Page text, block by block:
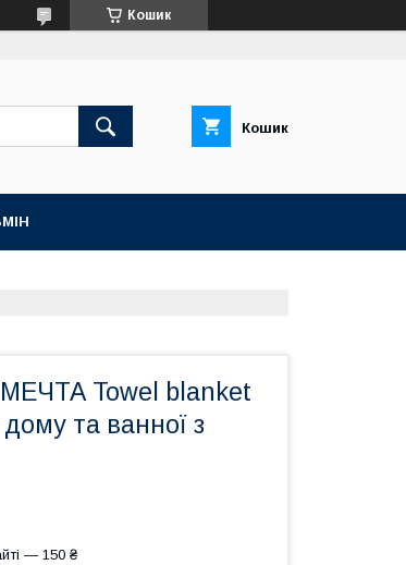
Кошик
Кошик
Towel blanket
та ванної з
— 150 ₴